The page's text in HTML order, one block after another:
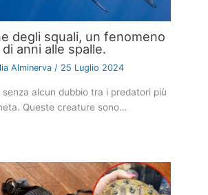
degli squali, un fenomeno
anni alle spalle.
Alminerva/ 25 Luglio 2024
senza alcun dubbio tra i predatori più
Queste creature sono…